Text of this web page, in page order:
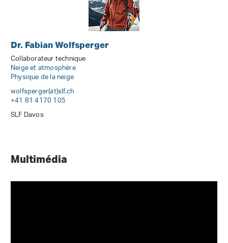
Dr. Fabian Wolfsperger
Collaborateur technique
Neige et atmosphère
Physique de la neige
wolfsperger(at)slf.ch
+41 81 4170 105
SLF Davos
Multimédia